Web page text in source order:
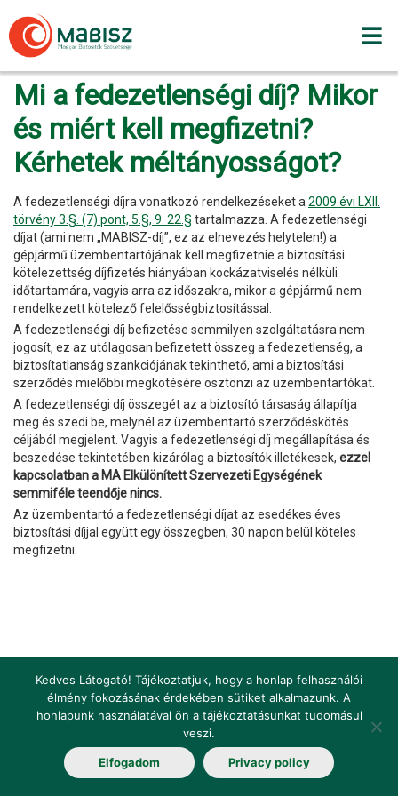
to
content
Mi a fedezetlenségi díj? Mikor
és miért kell megfizetni?
Kérhetek méltányosságot?
A fedezetlenségi díjra vonatkozó rendelkezéseket a 2009.évi LXII.
törvény 3.§. (7) pont, 5.§, 9. 22.§ tartalmazza. A fedezetlenségi
díjat (ami nem „MABISZ-díj”, ez az elnevezés helytelen!) a
gépjármű üzembentartójának kell megfizetnie a biztosítási
kötelezettség díjfizetés hiányában kockázatviselés nélküli
időtartamára, vagyis arra az időszakra, mikor a gépjármű nem
rendelkezett kötelező felelősségbiztosítással.
A fedezetlenségi díj befizetése semmilyen szolgáltatásra nem
jogosít, ez az utólagosan befizetett összeg a fedezetlenség, a
biztosítatlanság szankciójának tekinthető, ami a biztosítási
szerződés mielőbbi megkötésére ösztönzi az üzembentartókat.
A fedezetlenségi díj összegét az a biztosító társaság állapítja
meg és szedi be, melynél az üzembentartó szerződéskötés
céljából megjelent. Vagyis a fedezetlenségi díj megállapítása és
beszedése tekintetében kizárólag a biztosítók illetékesek, ezzel
kapcsolatban a MA Elkülönített Szervezeti Egységének
semmiféle teendője nincs.
Az üzembentartó a fedezetlenségi díjat az esedékes éves
biztosítási díjjal együtt egy összegben, 30 napon belül köteles
megfizetni.
Impresszum Jogi nyilatkozat Jogszabályok
Fogalomtár Elérhetőségek Álláshirdetés
Kedves Látogató! Tájékoztatjuk, hogy a honlap felhasználói
élmény fokozásának érdekében sütiket alkalmazunk. A
honlapunk használatával ön a tájékoztatásunkat tudomásul
veszi.
Elfogadom Privacy policy